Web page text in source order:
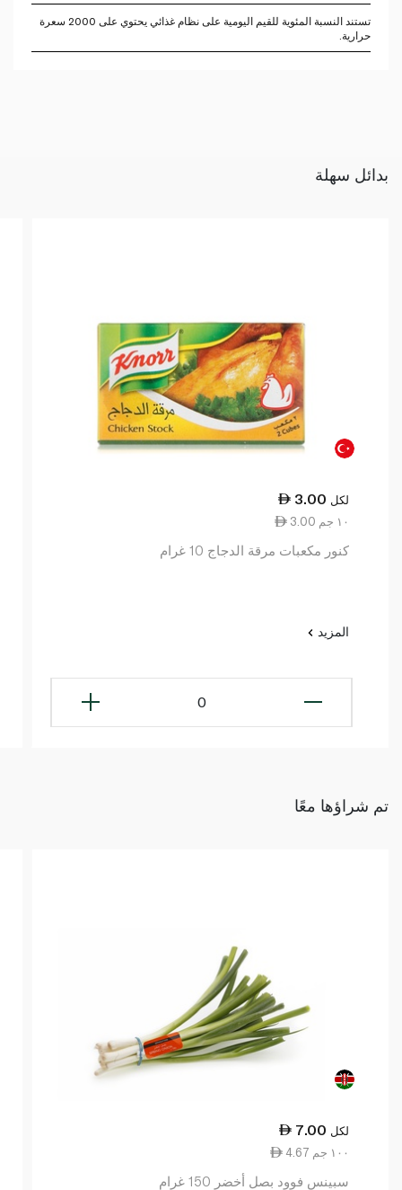
تستند النسبة المئوية للقيم اليومية على نظام غذائي يحتوي على 2000 سعرة
حرارية.
بدائل سهلة
3.00 لكل
3.00 ١٠ جم
كنور مكعبات مرقة الدجاج 10 غرام
المزيد
0
تم شراؤها معًا
7.00 لكل
4.67 ١٠٠ جم
سبينس فوود بصل أخضر 150 غرام